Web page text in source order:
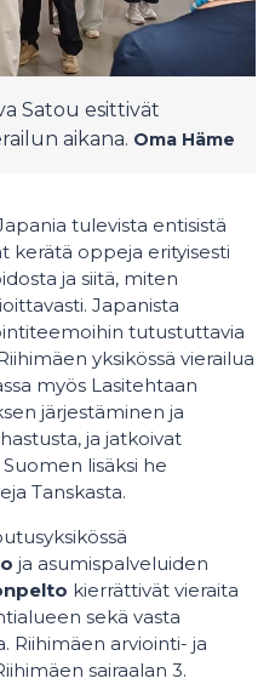
Satou esittivät
aikana. Oma Häme
tulevista entisistä
kerätä oppeja erityisesti
ja siitä, miten
Japanista
tutustuttavia
yksikössä vierailua
myös Lasitehtaan
järjestäminen ja
ja jatkoivat
lisäksi he
Tanskasta.
ja asumispalveluiden
kierrättivät vieraita
sekä vasta
Riihimäen arviointi- ja
sairaalan 3.